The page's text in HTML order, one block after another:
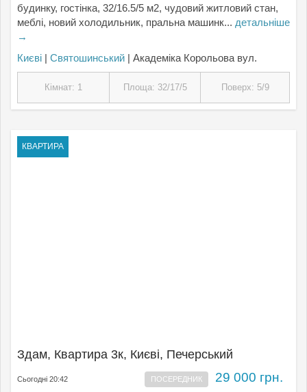
будинку, гостінка, 32/16.5/5 м2, чудовий житловий стан,
меблі, новий холодильник, пральна машинк... детальніше
→
Києвi | Святошинський | Академіка Корольова вул.
Кімнат: 1 Площа: 32/17/5 Поверх: 5/9
КВАРТИРА
Здам, Квартира 3к, Києвi, Печерський
Сьогодні 20:42 ПОСЕРЕДНИК 29 000 грн.